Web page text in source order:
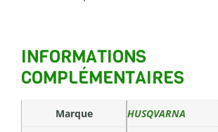
INFORMATIONS
COMPLÉMENTAIRES
Marque HUSQVARNA